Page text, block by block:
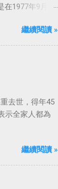
在1977年9月24
繼續閱讀 »
去世，得年45
示全家人都為
繼續閱讀 »